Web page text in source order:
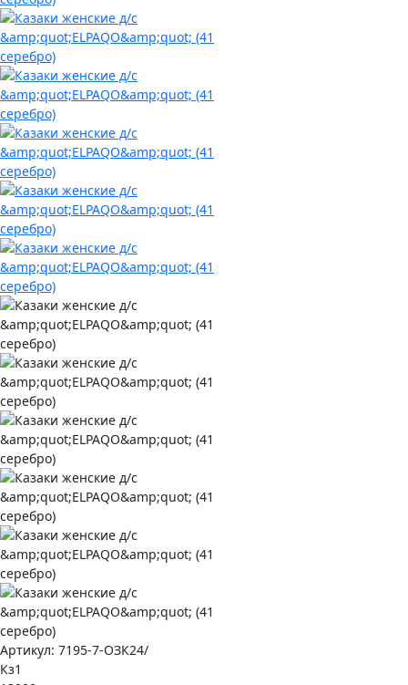
Артикул: 7195-7-ОЗК24/
Кз1